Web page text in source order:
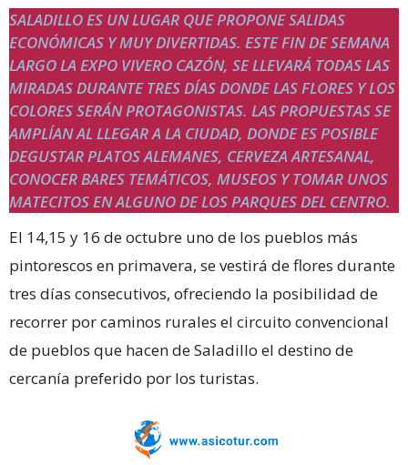
SALADILLO ES UN LUGAR QUE PROPONE SALIDAS
ECONÓMICAS Y MUY DIVERTIDAS. ESTE FIN DE SEMANA
LARGO LA EXPO VIVERO CAZÓN, SE LLEVARÁ TODAS LAS
MIRADAS DURANTE TRES DÍAS DONDE LAS FLORES Y LOS
COLORES SERÁN PROTAGONISTAS. LAS PROPUESTAS SE
AMPLÍAN AL LLEGAR A LA CIUDAD, DONDE ES POSIBLE
DEGUSTAR PLATOS ALEMANES, CERVEZA ARTESANAL,
CONOCER BARES TEMÁTICOS, MUSEOS Y TOMAR UNOS
MATECITOS EN ALGUNO DE LOS PARQUES DEL CENTRO.
El 14,15 y 16 de octubre uno de los pueblos más
pintorescos en primavera, se vestirá de flores durante
tres días consecutivos, ofreciendo la posibilidad de
recorrer por caminos rurales el circuito convencional
de pueblos que hacen de Saladillo el destino de
cercanía preferido por los turistas.